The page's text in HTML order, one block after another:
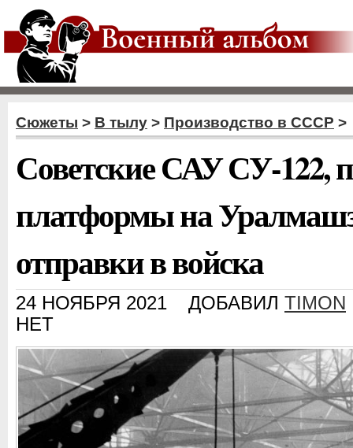
Сюжеты > В тылу > Производство в СССР >
Советские САУ СУ-122,
платформы на
отправки в войска
24 НОЯБРЯ 2021 ДОБАВИЛ TIMON
НЕТ